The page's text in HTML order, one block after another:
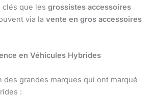
clés que les grossistes accessoires
via la vente en gros accessoires
en Véhicules Hybrides
des grandes marques qui ont marqué
: